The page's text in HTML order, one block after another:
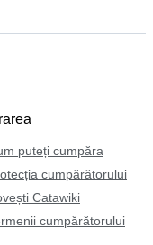
puteți cumpăra
cumpărătorului
Catawiki
cumpărătorului